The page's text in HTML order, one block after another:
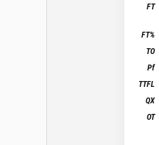
FT
FT%
TO
Pf
TTFL
QX
OT